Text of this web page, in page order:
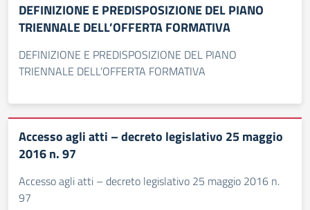
DEFINIZIONE E PREDISPOSIZIONE DEL PIANO
TRIENNALE DELL’OFFERTA FORMATIVA
DEFINIZIONE E PREDISPOSIZIONE DEL PIANO
TRIENNALE DELL’OFFERTA FORMATIVA
Accesso agli atti – decreto legislativo 25 maggio
2016 n. 97
Accesso agli atti – decreto legislativo 25 maggio 2016 n.
97